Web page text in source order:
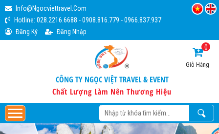
Info@ngocviettravel.com
Hotline: 028.2216.6688 -0908.816.779 -0966.837.937
Đăng Ký
Đăng Nhập
CÔNG TY NGỌC VIỆT TRAVEL & EVENT
Chất Lượng Làm Nên Thương Hiệu
Giỏ Hàng
0